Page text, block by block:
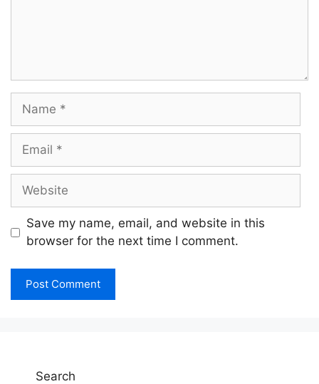
Name
Email
Website
Save my name, email, and website in this
browser for the next time I comment.
Search